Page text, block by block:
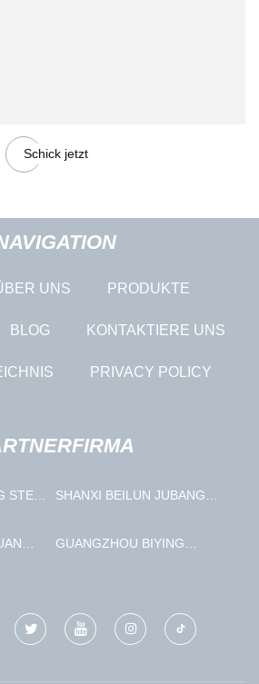
Schick jetzt
UNS PRODUKTE
BLOG KONTAKTIERE UNS
PRIVACY POLICY
SHANXI BEILUN JUBANG
CO., LTD.
GUANGZHOU BIYING